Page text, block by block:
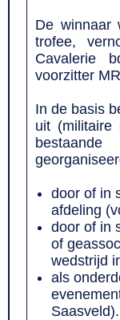
De winnaar
trofee,
Cavalerie
voorzitter
In de basis
uit (militaire
door of in
afdeling
door of in
of
wedstrijd
als
Saasveld).